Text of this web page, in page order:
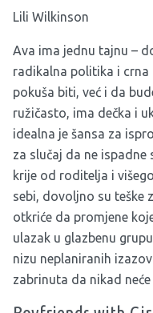
Lili Wilkinson
Ava ima jednu tajnu –
radikalna politika i crna
pokuša biti, već i da
ružičasto, ima dečka i
idealna je šansa za
za slučaj da ne ispadne
krije od roditelja i
sebi, dovoljno su teške
otkriće da promjene
ulazak u glazbenu
nizu neplaniranih
zabrinuta da nikad